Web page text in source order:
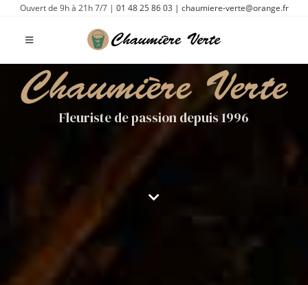
Ouvert de 9h à 21h 7/7 | 01 48 25 86 03 | chaumiere-verte@orange.fr
Chaumière Verte
Fleuriste de passion depuis 1996